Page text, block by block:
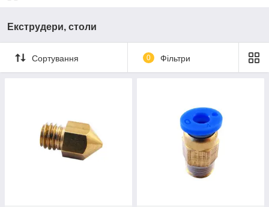
Екструдери, столи
Сортування 0 Фільтри